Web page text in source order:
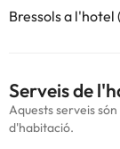
Bressols a
Serveis de
Aquests serveis
d'habitació.